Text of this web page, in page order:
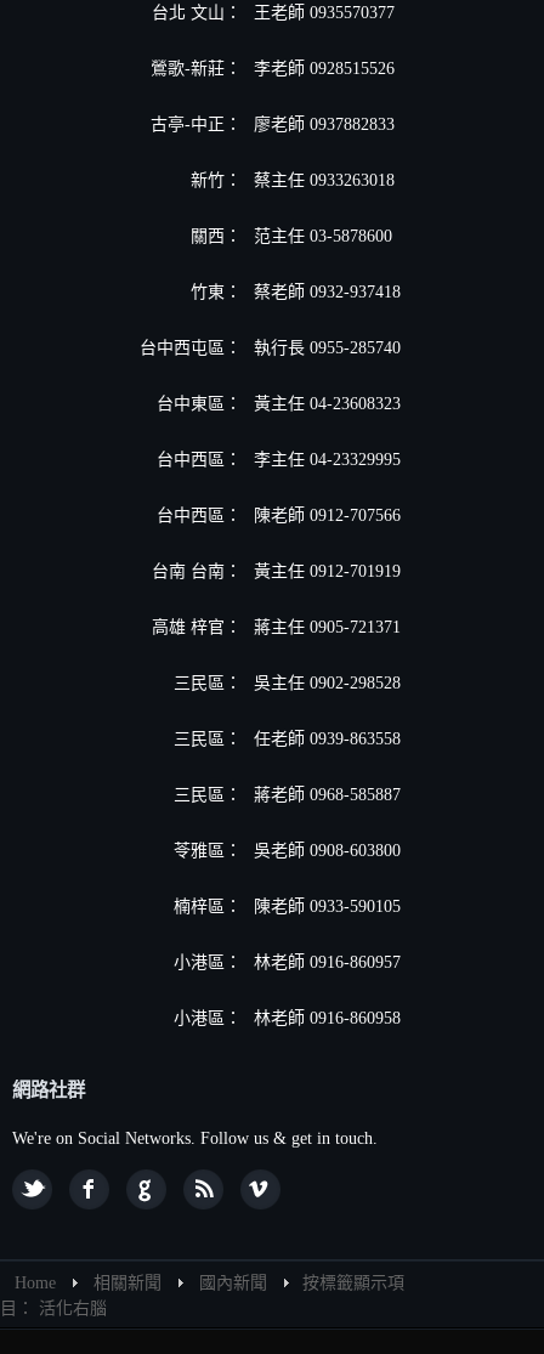
台北 文山： 王老師 0935570377
鶯歌-新莊： 李老師 0928515526
古亭-中正： 廖老師 0937882833
新竹： 蔡主任 0933263018
關西： 范主任 03-5878600
竹東： 蔡老師 0932-937418
台中西屯區： 執行長 0955-285740
台中東區： 黃主任 04-23608323
台中西區： 李主任 04-23329995
台中西區： 陳老師 0912-707566
台南 台南： 黃主任 0912-701919
高雄 梓官： 蔣主任 0905-721371
三民區： 吳主任 0902-298528
三民區： 任老師 0939-863558
三民區： 蔣老師 0968-585887
苓雅區： 吳老師 0908-603800
楠梓區： 陳老師 0933-590105
小港區 ： 林老師 0916-860957
小港區 ： 林老師 0916-860958
網路社群
We're on Social Networks. Follow us & get in touch.
Home 相關新聞 國內新聞
按標籤顯示項
目： 活化右腦